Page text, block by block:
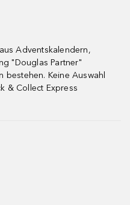
Adventskalendern,
"Douglas Partner"
Keine Auswahl
& Collect Express